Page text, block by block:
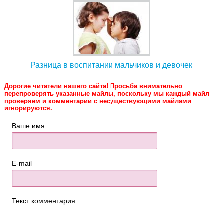
Разница в воспитании мальчиков и девочек
Дорогие читатели нашего сайта! Просьба внимательно
перепроверять указанные майлы, поскольку мы каждый майл
проверяем и комментарии с несуществующими майлами
игнорируются.
Ваше имя
E-mail
Текст комментария